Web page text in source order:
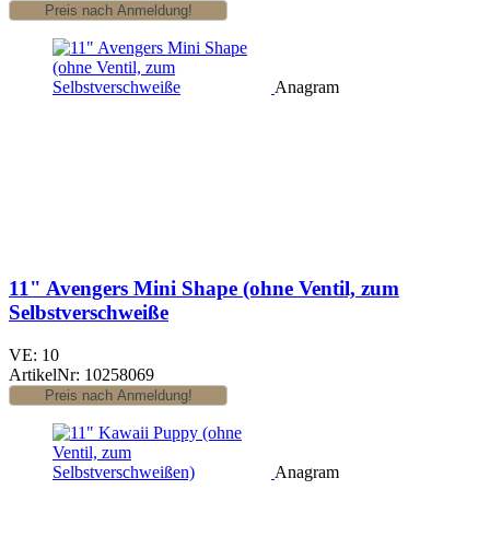
Anagram
11" Avengers Mini Shape (ohne Ventil, zum
Selbstverschweiße
VE: 10
ArtikelNr: 10258069
Anagram